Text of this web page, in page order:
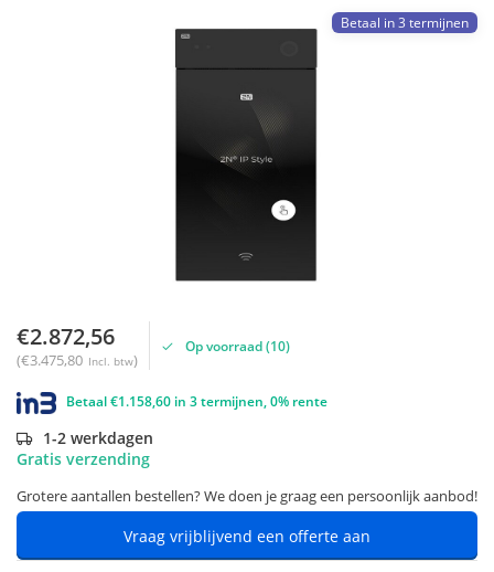
Betaal in 3 termijnen
€2.872,56
(€3.475,80 Incl. btw)
Op voorraad (10)
Betaal €1.158,60 in 3 termijnen, 0% rente
1-2 werkdagen
Gratis verzending
Grotere aantallen bestellen? We doen je graag een persoonlijk aanbod!
Vraag vrijblijvend een offerte aan